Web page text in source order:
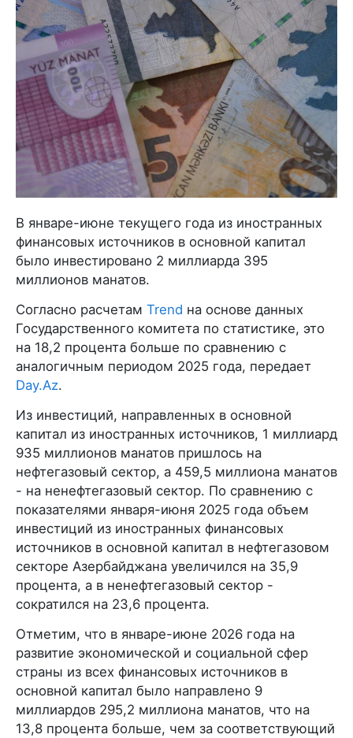
В январе-июне текущего года из иностранных
финансовых источников в основной капитал
было инвестировано 2 миллиарда 395
миллионов манатов.
Согласно расчетам Trend на основе данных
Государственного комитета по статистике, это
на 18,2 процента больше по сравнению с
аналогичным периодом 2025 года, передает
Day.Az.
Из инвестиций, направленных в основной
капитал из иностранных источников, 1 миллиард
935 миллионов манатов пришлось на
нефтегазовый сектор, а 459,5 миллиона манатов
- на ненефтегазовый сектор. По сравнению с
показателями января-июня 2025 года объем
инвестиций из иностранных финансовых
источников в основной капитал в нефтегазовом
секторе Азербайджана увеличился на 35,9
процента, а в ненефтегазовый сектор -
сократился на 23,6 процента.
Отметим, что в январе-июне 2026 года на
развитие экономической и социальной сфер
страны из всех финансовых источников в
основной капитал было направлено 9
миллиардов 295,2 миллиона манатов, что на
13,8 процента больше, чем за соответствующий